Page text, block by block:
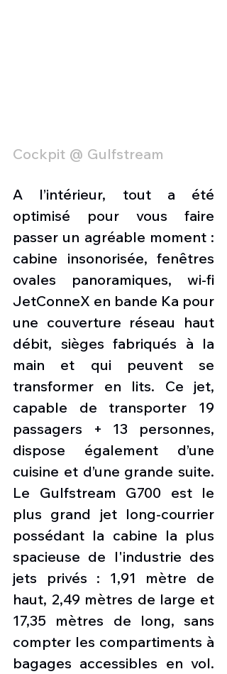
Cockpit @ Gulfstream
A l’intérieur, tout a été
optimisé pour vous faire
passer un agréable moment :
cabine insonorisée, fenêtres
ovales panoramiques, wi-fi
JetConneX en bande Ka pour
une couverture réseau haut
débit, sièges fabriqués à la
main et qui peuvent se
transformer en lits. Ce jet,
capable de transporter 19
passagers + 13 personnes,
dispose également d’une
cuisine et d’une grande suite.
Le Gulfstream G700 est le
plus grand jet long-courrier
possédant la cabine la plus
spacieuse de l'industrie des
jets privés : 1,91 mètre de
haut, 2,49 mètres de large et
17,35 mètres de long, sans
compter les compartiments à
bagages accessibles en vol.